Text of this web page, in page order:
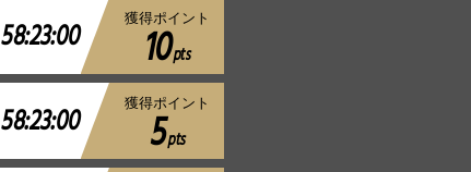
58:23:00 獲得ポイント
10pts
58:23:00 獲得ポイント
5pts